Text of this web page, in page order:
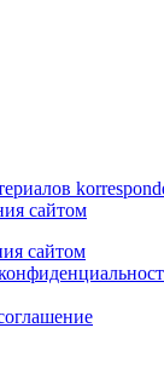
сайтом
сайтом